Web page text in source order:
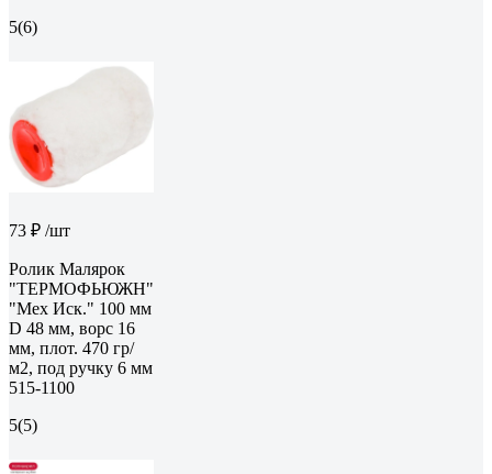
5(6)
73 ₽ /шт
Ролик Малярок
"ТЕРМОФЬЮЖН"
"Мех Иск." 100 мм
D 48 мм, ворс 16
мм, плот. 470 гр/
м2, под ручку 6 мм
515-1100
5(5)